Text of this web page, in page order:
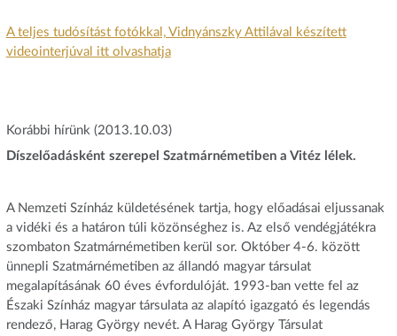
A teljes tudósítást fotókkal, Vidnyánszky Attilával készített
videointerjúval itt olvashatja
Korábbi hírünk (2013.10.03)
Díszelőadásként szerepel Szatmárnémetiben a Vitéz lélek.
A Nemzeti Színház küldetésének tartja, hogy előadásai eljussanak
a vidéki és a határon túli közönséghez is. Az első vendégjátékra
szombaton Szatmárnémetiben kerül sor. Október 4-6. között
ünnepli Szatmárnémetiben az állandó magyar társulat
megalapításának 60 éves évfordulóját. 1993-ban vette fel az
Északi Színház magyar társulata az alapító igazgató és legendás
rendező, Harag György nevét. A Harag György Társulat